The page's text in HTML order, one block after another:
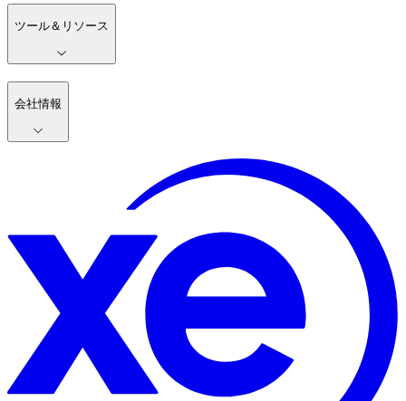
ツール＆リソース
会社情報